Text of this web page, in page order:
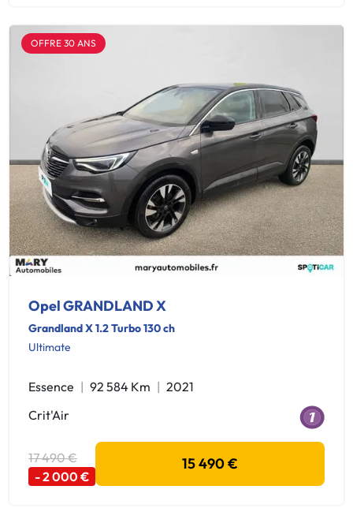
OFFRE 30 ANS
Opel GRANDLAND X
Grandland X 1.2 Turbo 130 ch
Ultimate
Essence 92 584 Km
2021
Crit'Air
17 490 €
- 2 000 €
15 490 €